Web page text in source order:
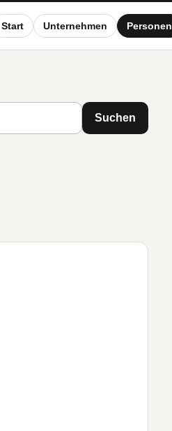
Start Unternehmen Personen
Suchen